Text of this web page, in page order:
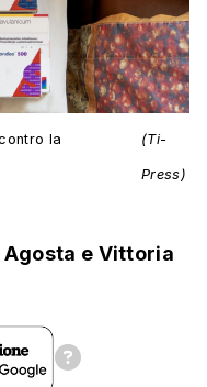
la (Ti-
Press)
Agosta e Vittoria